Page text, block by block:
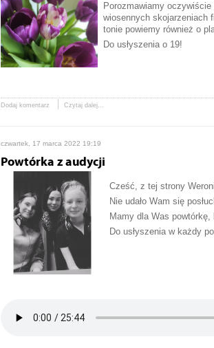
Porozmawiamy
wiosennych skojarzeniach
tonie powiemy również o
Do usłyszenia o 19!
Dodaj komentarz Czytaj dalej...
czwartek, 17 marca 2022 19:19
Powtórka z audycji
Cześć, z tej strony
Nie udało Wam się
Mamy dla Was
Do usłyszenia w każdy